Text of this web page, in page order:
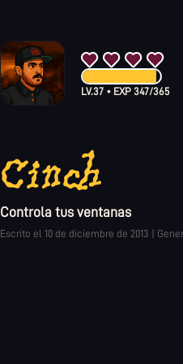
LV.37 • EXP347/365
Cinch
Controla tus ventanas
Escrito el 10 de diciembre de 2013 |